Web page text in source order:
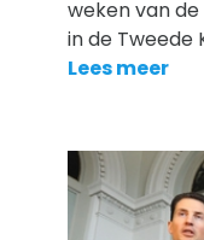
weken van
in de Tweede
Lees meer